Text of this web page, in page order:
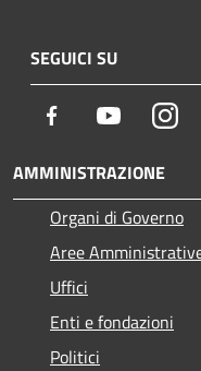
SEGUICI SU
Facebook Youtube
AMMINISTRAZIONE
Organi di Governo
Aree
Uffici
Enti e fondazioni
Politici